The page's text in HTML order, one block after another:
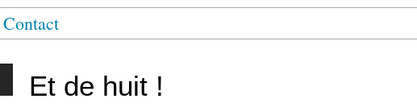
Contact
Et de huit !